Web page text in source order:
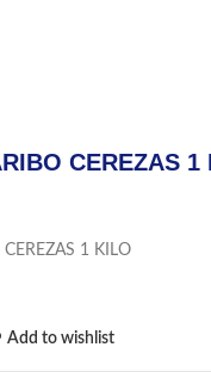
CEREZAS 1
1 KILO
Add to wishlist